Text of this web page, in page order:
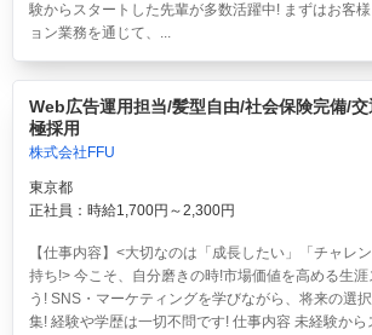
験からスタートした先輩が多数活躍中! まずはお客
ョン業務を通じて、...
Web広告運用担当/髪型自由/社会保険完備/
極採用
株式会社FFU
東京都
正社員：時給1,700円～2,300円
【仕事内容】<大切なのは「成長したい」「チャレ
持ち!> 今こそ、自分磨きの時!市場価値を高める生涯
う! SNS・マーケティングを学びながら、将来の選
集! 経験や学歴は一切不問です! 仕事内容 未経験か